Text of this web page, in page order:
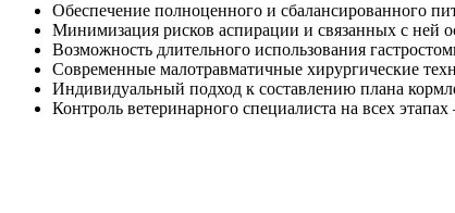
Обеспечение полноценного и сбалансированного
Минимизация рисков аспирации и связанных с ней
Возможность длительного использования
Современные малотравматичные хирургические
Индивидуальный подход к составлению плана
Контроль ветеринарного специалиста на всех